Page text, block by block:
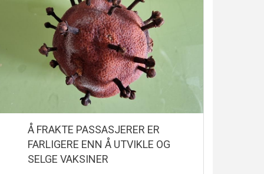
Å FRAKTE PASSASJERER ER
FARLIGERE ENN Å UTVIKLE OG
SELGE VAKSINER